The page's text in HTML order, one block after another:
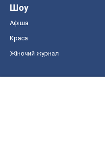
Шоу
Афіша
Краса
Жіночий журнал